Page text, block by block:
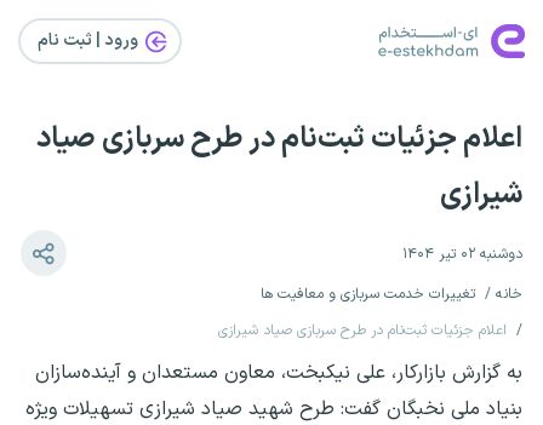
ورود | ثبت‌ نام
اعلام جزئیات ثبت‌نام در طرح سربازی صیاد
شیرازی
دوشنبه ۰۲ تیر ۱۴۰۴
خانه
تغییرات خدمت سربازی و معافیت ها
اعلام جزئیات ثبت‌نام در طرح سربازی صیاد شیرازی
به گزارش بازارکار، علی نیکبخت، معاون مستعدان و آینده‌سازان
بنیاد ملی نخبگان گفت: طرح شهید صیاد شیرازی تسهیلات ویژه